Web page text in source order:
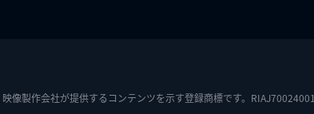
像製作会社が提供するコンテンツを示す登録商標です。RIAJ70024001